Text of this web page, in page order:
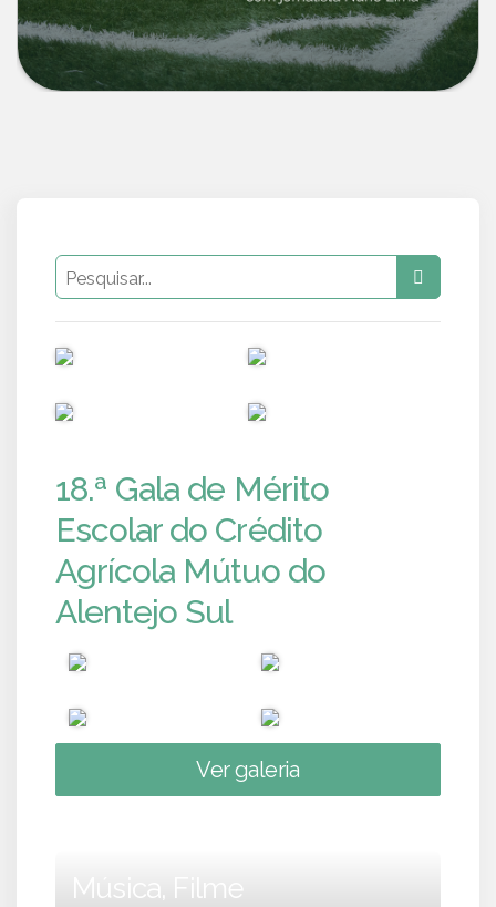
18.ª Gala de Mérito
Escolar do Crédito
Agrícola Mútuo do
Alentejo Sul
Ver galeria
Música, Filme